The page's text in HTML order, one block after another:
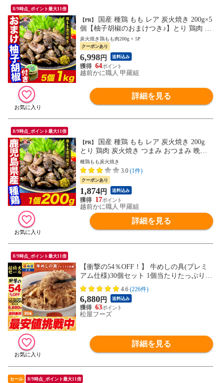
8/9時点_ポイント最大11倍
【PR】
個【柚子胡椒のおまけつき♪】とり 鶏肉 炭
火焼き つまみ おつまみ 晩酌 専門店 居酒
屋 九州 丼
炭火焼き鶏もも肉200g × 5P
クーポンあり
6,998円 送料込み
64
越前かに職人 甲羅組
詳細を見る
8/9時点_ポイント最大11倍
【PR】
とり 鶏肉 炭火焼き つまみ おつまみ 晩酌
専門店 居酒屋 九州 丼
種鶏もも炭火焼き
3.0 (1件)
クーポンあり
1,874円 送料込み
17
越前かに職人 甲羅組
詳細を見る
8/9時点_ポイント最大11倍
【衝撃の54％OFF！】 牛めしの具(プレミ
アム仕様)30個セット 1個当たりたっぷり13
5g 冷凍食品 松屋牛丼 当店のイチオシ 非常
食
4.6 (226件)
6,880円 送料込み
63
松屋フーズ
詳細を見る
セール 8/9時点_ポイント最大11倍